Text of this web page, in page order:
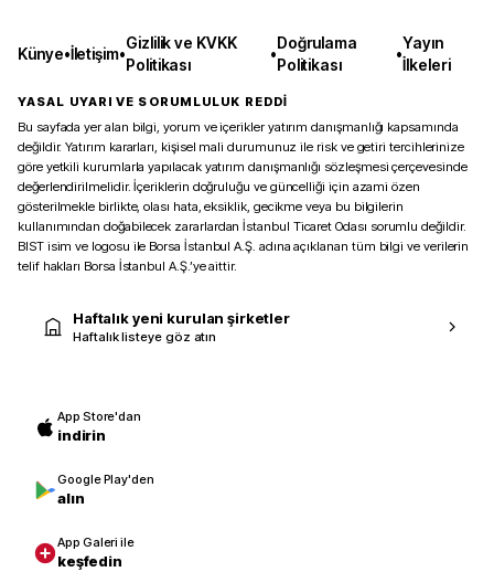
Künye•İletişim•
Gizlilik ve KVKK
Politikası
•
Doğrulama
Politikası
•
Yayın
İlkeleri
YASAL UYARI VE SORUMLULUK REDDİ
Bu sayfada yer alan bilgi, yorum ve içerikler yatırım danışmanlığı kapsamında
değildir. Yatırım kararları, kişisel mali durumunuz ile risk ve getiri tercihlerinize
göre yetkili kurumlarla yapılacak yatırım danışmanlığı sözleşmesi çerçevesinde
değerlendirilmelidir. İçeriklerin doğruluğu ve güncelliği için azami özen
gösterilmekle birlikte, olası hata, eksiklik, gecikme veya bu bilgilerin
kullanımından doğabilecek zararlardan İstanbul Ticaret Odası sorumlu değildir.
BIST isim ve logosu ile Borsa İstanbul A.Ş. adına açıklanan tüm bilgi ve verilerin
telif hakları Borsa İstanbul A.Ş.’ye aittir.
Haftalık yeni kurulan şirketler
Haftalık listeye göz atın
App Store'dan
indirin
Google Play'den
alın
App Galeri ile
keşfedin